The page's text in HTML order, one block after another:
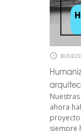
30/04/
ahora
siempre